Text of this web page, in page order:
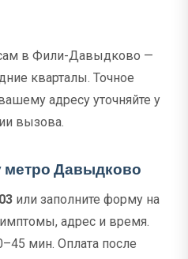
в Фили-Давыдково —
кварталы. Точное
адресу уточняйте у
вызова.
метро Давыдково
или заполните форму на
адрес и время.
мин. Оплата после